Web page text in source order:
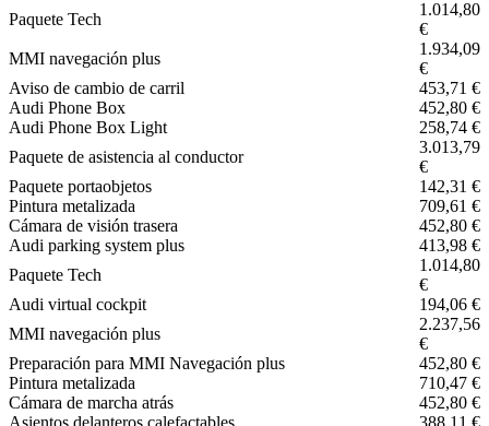
Paquete Tech
1.014,80
€
MMI navegación plus
1.934,09
€
Aviso de cambio de carril
453,71 €
Audi Phone Box
452,80 €
Audi Phone Box Light
258,74 €
Paquete de asistencia al conductor
3.013,79
€
Paquete portaobjetos
142,31 €
Pintura metalizada
709,61 €
Cámara de visión trasera
452,80 €
Audi parking system plus
413,98 €
Paquete Tech
1.014,80
€
Audi virtual cockpit
194,06 €
MMI navegación plus
2.237,56
€
Preparación para MMI Navegación plus
452,80 €
Pintura metalizada
710,47 €
Cámara de marcha atrás
452,80 €
Asientos delanteros calefactables
388,11 €